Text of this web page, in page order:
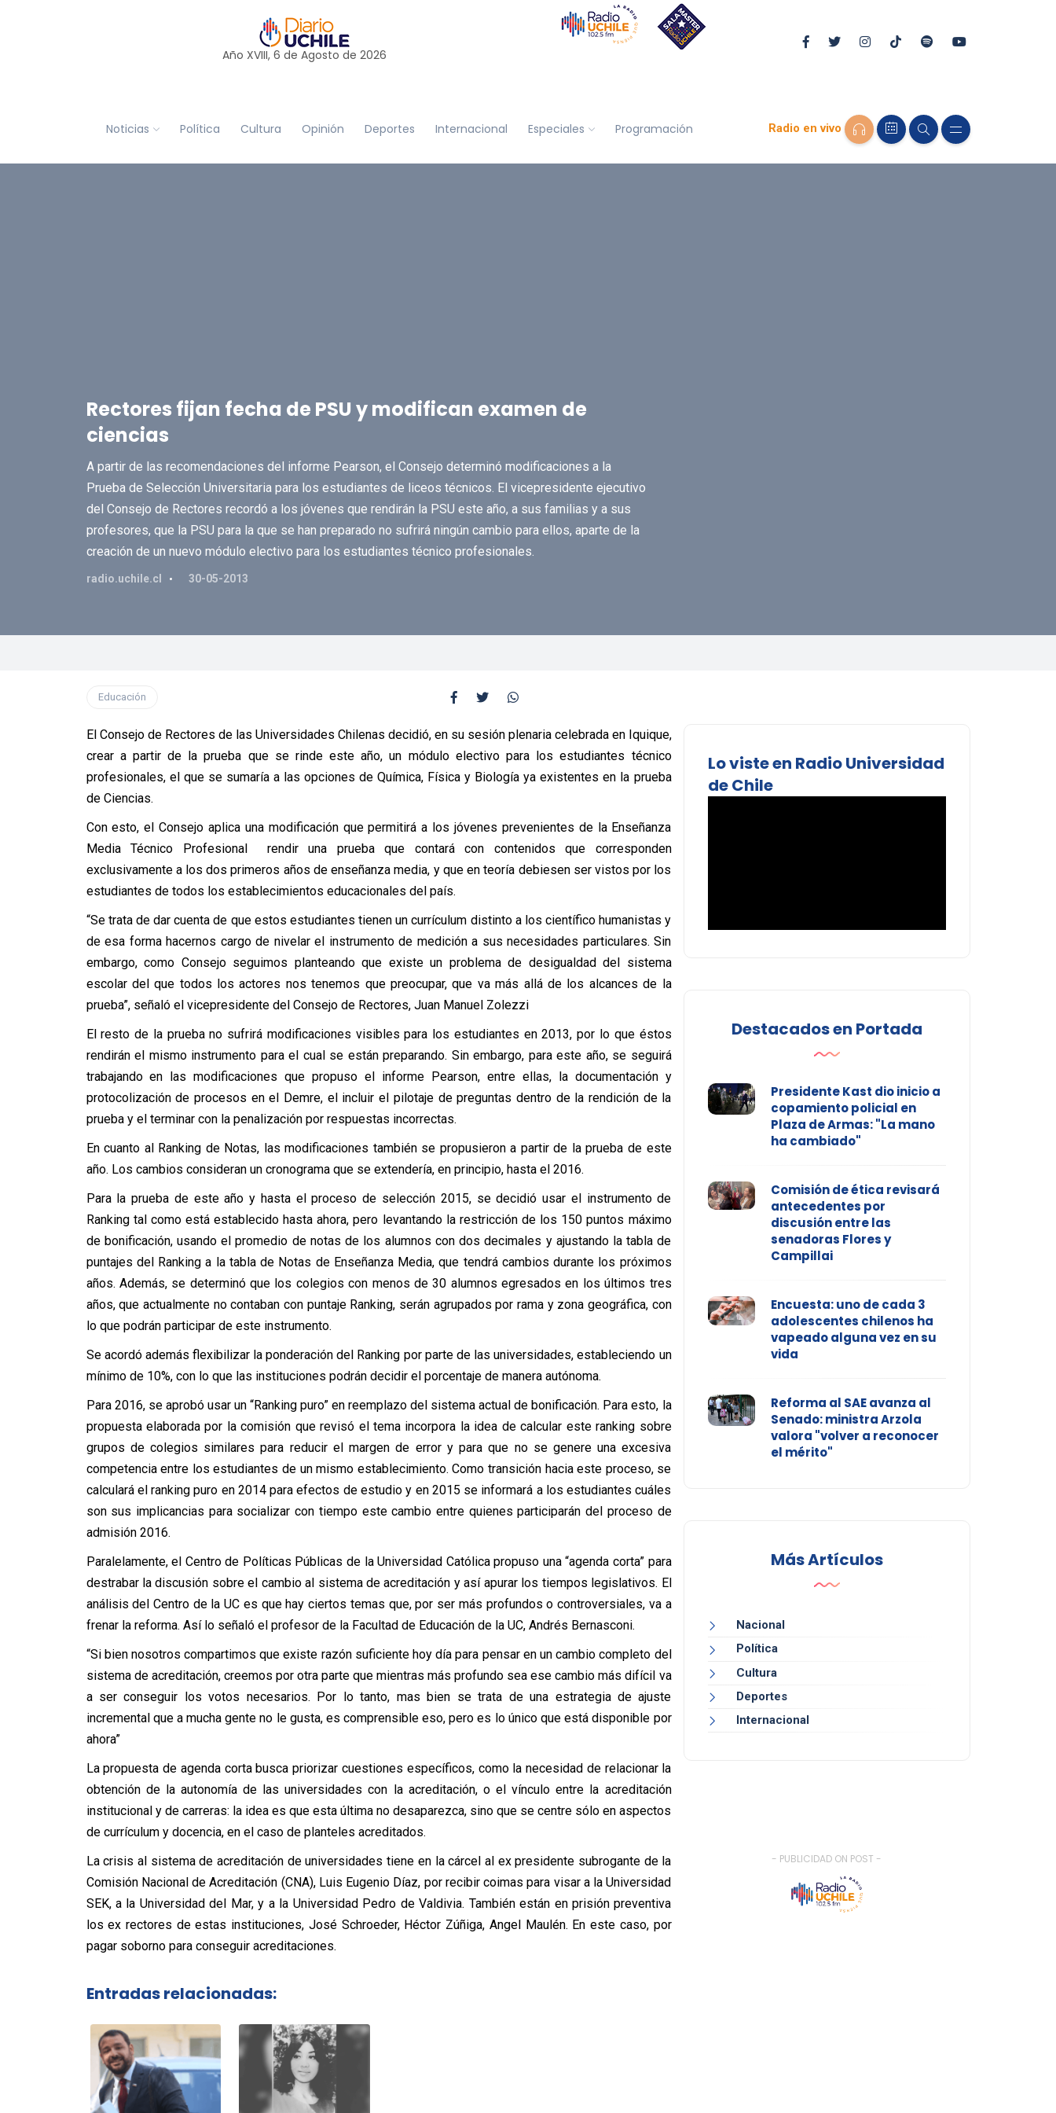
Año XVIII, 6 de Agosto de 2026
Noticias Política Cultura Opinión Deportes Internacional Especiales Programación Radio en vivo
Rectores fijan fecha de PSU y modifican examen de
ciencias
A partir de las recomendaciones del informe Pearson, el Consejo determinó modificaciones a la
Prueba de Selección Universitaria para los estudiantes de liceos técnicos. El vicepresidente ejecutivo
del Consejo de Rectores recordó a los jóvenes que rendirán la PSU este año, a sus familias y a sus
profesores, que la PSU para la que se han preparado no sufrirá ningún cambio para ellos, aparte de la
creación de un nuevo módulo electivo para los estudiantes técnico profesionales.
radio.uchile.cl 30-05-2013
Educación
El Consejo de Rectores de las Universidades Chilenas decidió, en su sesión plenaria celebrada en Iquique,
crear a partir de la prueba que se rinde este año, un módulo electivo para los estudiantes técnico
profesionales, el que se sumaría a las opciones de Química, Física y Biología ya existentes en la prueba
de Ciencias.
Con esto, el Consejo aplica una modificación que permitirá a los jóvenes prevenientes de la Enseñanza
Media Técnico Profesional rendir una prueba que contará con contenidos que corresponden
exclusivamente a los dos primeros años de enseñanza media, y que en teoría debiesen ser vistos por los
estudiantes de todos los establecimientos educacionales del país.
“Se trata de dar cuenta de que estos estudiantes tienen un currículum distinto a los científico humanistas y
de esa forma hacernos cargo de nivelar el instrumento de medición a sus necesidades particulares. Sin
embargo, como Consejo seguimos planteando que existe un problema de desigualdad del sistema
escolar del que todos los actores nos tenemos que preocupar, que va más allá de los alcances de la
prueba”, señaló el vicepresidente del Consejo de Rectores, Juan Manuel Zolezzi
El resto de la prueba no sufrirá modificaciones visibles para los estudiantes en 2013, por lo que éstos
rendirán el mismo instrumento para el cual se están preparando. Sin embargo, para este año, se seguirá
trabajando en las modificaciones que propuso el informe Pearson, entre ellas, la documentación y
protocolización de procesos en el Demre, el incluir el pilotaje de preguntas dentro de la rendición de la
prueba y el terminar con la penalización por respuestas incorrectas.
En cuanto al Ranking de Notas, las modificaciones también se propusieron a partir de la prueba de este
año. Los cambios consideran un cronograma que se extendería, en principio, hasta el 2016.
Para la prueba de este año y hasta el proceso de selección 2015, se decidió usar el instrumento de
Ranking tal como está establecido hasta ahora, pero levantando la restricción de los 150 puntos máximo
de bonificación, usando el promedio de notas de los alumnos con dos decimales y ajustando la tabla de
puntajes del Ranking a la tabla de Notas de Enseñanza Media, que tendrá cambios durante los próximos
años. Además, se determinó que los colegios con menos de 30 alumnos egresados en los últimos tres
años, que actualmente no contaban con puntaje Ranking, serán agrupados por rama y zona geográfica, con
lo que podrán participar de este instrumento.
Se acordó además flexibilizar la ponderación del Ranking por parte de las universidades, estableciendo un
mínimo de 10%, con lo que las instituciones podrán decidir el porcentaje de manera autónoma.
Para 2016, se aprobó usar un “Ranking puro” en reemplazo del sistema actual de bonificación. Para esto, la
propuesta elaborada por la comisión que revisó el tema incorpora la idea de calcular este ranking sobre
grupos de colegios similares para reducir el margen de error y para que no se genere una excesiva
competencia entre los estudiantes de un mismo establecimiento. Como transición hacia este proceso, se
calculará el ranking puro en 2014 para efectos de estudio y en 2015 se informará a los estudiantes cuáles
son sus implicancias para socializar con tiempo este cambio entre quienes participarán del proceso de
admisión 2016.
Paralelamente, el Centro de Políticas Públicas de la Universidad Católica propuso una “agenda corta” para
destrabar la discusión sobre el cambio al sistema de acreditación y así apurar los tiempos legislativos. El
análisis del Centro de la UC es que hay ciertos temas que, por ser más profundos o controversiales, va a
frenar la reforma. Así lo señaló el profesor de la Facultad de Educación de la UC, Andrés Bernasconi.
“Si bien nosotros compartimos que existe razón suficiente hoy día para pensar en un cambio completo del
sistema de acreditación, creemos por otra parte que mientras más profundo sea ese cambio más difícil va
a ser conseguir los votos necesarios. Por lo tanto, mas bien se trata de una estrategia de ajuste
incremental que a mucha gente no le gusta, es comprensible eso, pero es lo único que está disponible por
ahora”
La propuesta de agenda corta busca priorizar cuestiones específicos, como la necesidad de relacionar la
obtención de la autonomía de las universidades con la acreditación, o el vínculo entre la acreditación
institucional y de carreras: la idea es que esta última no desaparezca, sino que se centre sólo en aspectos
de currículum y docencia, en el caso de planteles acreditados.
La crisis al sistema de acreditación de universidades tiene en la cárcel al ex presidente subrogante de la
Comisión Nacional de Acreditación (CNA), Luis Eugenio Díaz, por recibir coimas para visar a la Universidad
SEK, a la Universidad del Mar, y a la Universidad Pedro de Valdivia. También están en prisión preventiva
los ex rectores de estas instituciones, José Schroeder, Héctor Zúñiga, Angel Maulén. En este caso, por
pagar soborno para conseguir acreditaciones.
Entradas relacionadas:
Lo viste en Radio Universidad
de Chile
Destacados en Portada
Presidente Kast dio inicio a
copamiento policial en
Plaza de Armas: "La mano
ha cambiado"
Comisión de ética revisará
antecedentes por
discusión entre las
senadoras Flores y
Campillai
Encuesta: uno de cada 3
adolescentes chilenos ha
vapeado alguna vez en su
vida
Reforma al SAE avanza al
Senado: ministra Arzola
valora "volver a reconocer
el mérito"
Más Artículos
Nacional
Política
Cultura
Deportes
Internacional
- PUBLICIDAD ON POST -